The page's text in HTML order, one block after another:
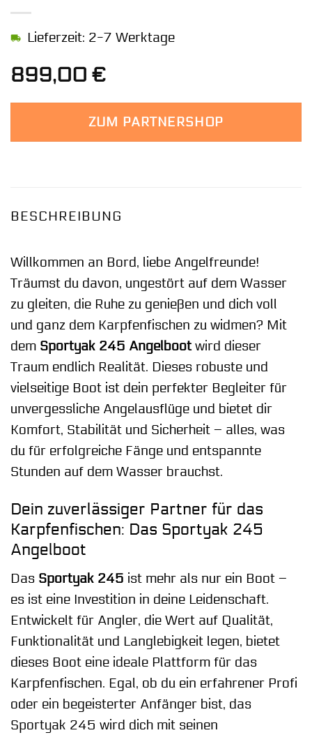
899,00 €
Lieferzeit: 2-7 Werktage
ZUM PARTNERSHOP
BESCHREIBUNG
Willkommen an Bord, liebe Angelfreunde!
Träumst du davon, ungestört auf dem Wasser
zu gleiten, die Ruhe zu genießen und dich voll
und ganz dem Karpfenfischen zu widmen? Mit
dem Sportyak 245 Angelbootwird dieser
Traum endlich Realität. Dieses robuste und
vielseitige Boot ist dein perfekter Begleiter für
unvergessliche Angelausflüge und bietet dir
Komfort, Stabilität und Sicherheit – alles, was
du für erfolgreiche Fänge und entspannte
Stunden auf dem Wasser brauchst.
Dein zuverlässiger Partner für das
Karpfenfischen: Das Sportyak 245
Angelboot
Das Sportyak 245 ist mehr als nur ein Boot –
es ist eine Investition in deine Leidenschaft.
Entwickelt für Angler, die Wert auf Qualität,
Funktionalität und Langlebigkeit legen, bietet
dieses Boot eine ideale Plattform für das
Karpfenfischen. Egal, ob du ein erfahrener Profi
oder ein begeisterter Anfänger bist, das
Sportyak 245 wird dich mit seinen